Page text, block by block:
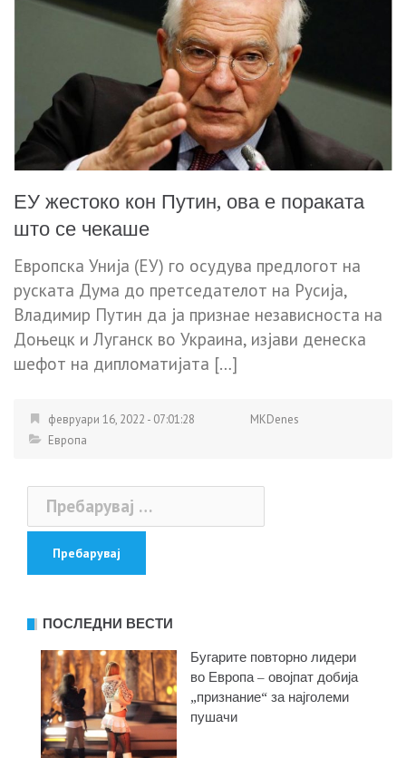
ЕУ жестоко кон Путин, ова е пораката
што се чекаше
Европска Унија (ЕУ) го осудува предлогот на
руската Дума до претседателот на Русија,
Владимир Путин да ја признае независноста на
Доњецк и Луганск во Украина, изјави денеска
шефот на дипломатијата […]
февруари 16, 2022 - 07:01:28
MKDenes
Европа
Пребарувај
за:
ПОСЛЕДНИ ВЕСТИ
Бугарите повторно лидери
во Европа – овојпат добија
„признание“ за најголеми
пушачи